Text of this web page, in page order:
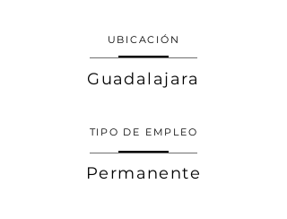
UBICACIÓN
Guadalajara
TIPO DE EMPLEO
Permanente